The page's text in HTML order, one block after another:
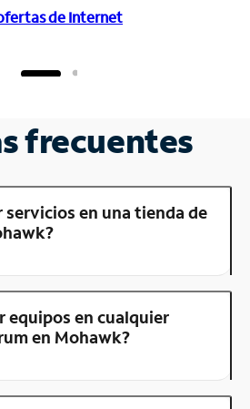
de Internet
frecuentes
servicios en una tienda de
equipos en cualquier
en Mohawk?